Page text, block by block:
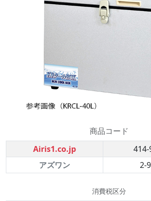
商品コード
Airis1.co.jp
アズワン
2-
消費税区分